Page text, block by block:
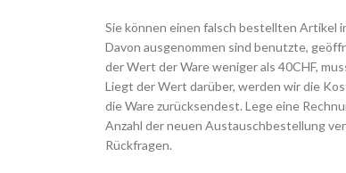
Sie können einen falsch bestellten Artikel
Davon ausgenommen sind benutzte,
der Wert der Ware weniger als 40CHF,
Liegt der Wert darüber, werden wir die
die Ware zurücksendest. Lege eine
Anzahl der neuen Austauschbestellung
Rückfragen.